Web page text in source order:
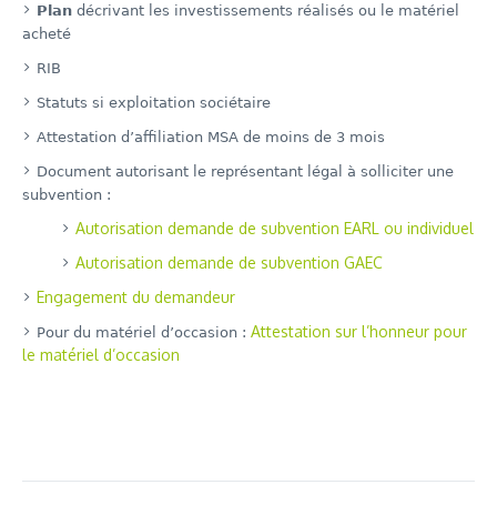
Plan décrivant les investissements réalisés ou le matériel
acheté
RIB
Statuts si exploitation sociétaire
Attestation d’affiliation MSA de moins de 3 mois
Document autorisant le représentant légal à solliciter une
subvention :
Autorisation demande de subvention EARL ou individuel
Autorisation demande de subvention GAEC
Engagement du demandeur
Pour du matériel d’occasion :Attestation sur l’honneur pour
le matériel d’occasion